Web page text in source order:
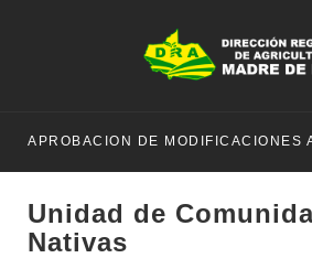
Unidad de
Nativas